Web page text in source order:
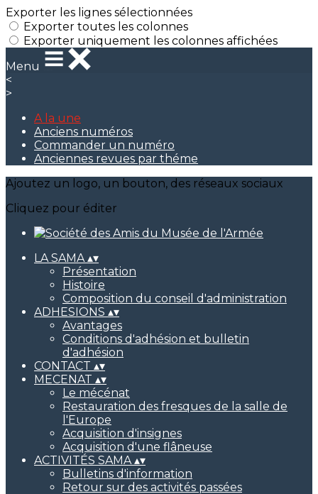
Exporter les lignes sélectionnées
Exporter toutes les colonnes
Exporter uniquement les colonnes affichées
Menu
<
>
A la une
Anciens numéros
Commander un numéro
Anciennes revues par théme
Ajoutez un logo, un bouton, des réseaux sociaux
Cliquez pour éditer
LA SAMA▴▾
Présentation
Histoire
Composition du conseil d'administration
ADHESIONS ▴▾
Avantages
Conditions d'adhésion et bulletin
d'adhésion
CONTACT ▴▾
MECENAT ▴▾
Le mécénat
Restauration des fresques de la salle de
l'Europe
Acquisition d'insignes
Acquisition d'une flâneuse
ACTIVITÉS SAMA▴▾
Bulletins d'information
Retour sur des activités passées